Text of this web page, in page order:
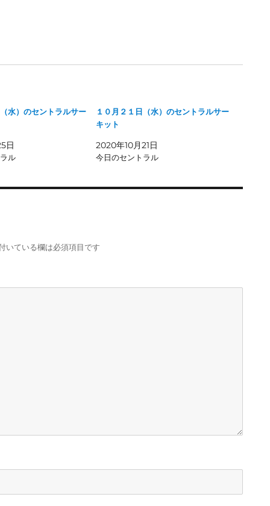
水）のセントラルサー
日
ル
１０月２１日（水）のセントラルサー
キット
2020年10月21日
今日のセントラル
いている欄は必須項目です